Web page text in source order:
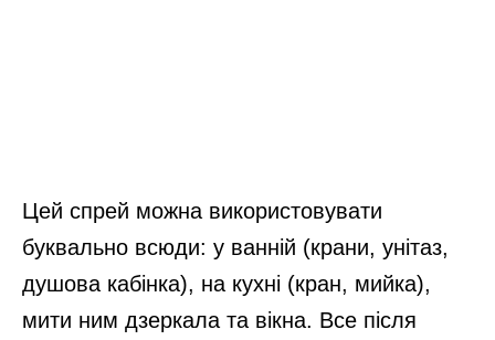
Цей спрей можна використовувати
буквально всюди: у ванній (крани, унітаз,
душова кабінка), на кухні (кран, мийка),
мити ним дзеркала та вікна. Все після